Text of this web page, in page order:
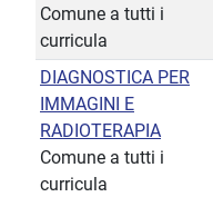
Comune a tutti i
curricula
DIAGNOSTICA PER
IMMAGINI E
RADIOTERAPIA
Comune a tutti i
curricula